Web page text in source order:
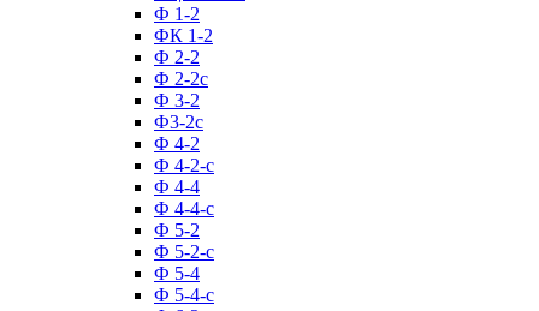
Ф 1-2
ФК 1-2
Ф 2-2
Ф 2-2с
Ф 3-2
Ф3-2с
Ф 4-2
Ф 4-2-с
Ф 4-4
Ф 4-4-с
Ф 5-2
Ф 5-2-с
Ф 5-4
Ф 5-4-с